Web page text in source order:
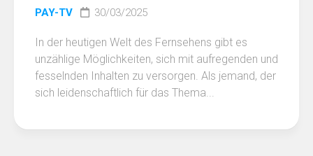
PAY-TV 30/03/2025
In der heutigen Welt des Fernsehens gibt es
unzählige Möglichkeiten, sich mit aufregenden und
fesselnden Inhalten zu versorgen. Als jemand, der
sich leidenschaftlich für das Thema...